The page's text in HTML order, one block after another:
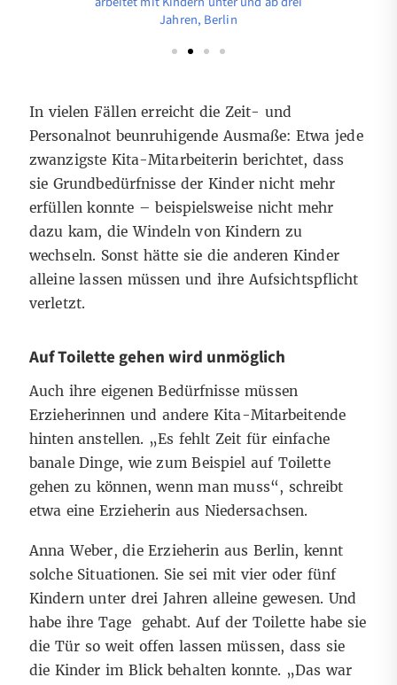
Jahren, Berlin
In vielen Fällen erreicht die Zeit- und
Personalnot beunruhigende Ausmaße: Etwa jede
zwanzigste Kita-Mitarbeiterin berichtet, dass
sie Grundbedürfnisse der Kinder nicht mehr
erfüllen konnte – beispielsweise nicht mehr
dazu kam, die Windeln von Kindern zu
wechseln. Sonst hätte sie die anderen Kinder
alleine lassen müssen und ihre Aufsichtspflicht
verletzt.
Auf Toilette gehen wird unmöglich
Auch ihre eigenen Bedürfnisse müssen
Erzieherinnen und andere Kita-Mitarbeitende
hinten anstellen. „Es fehlt Zeit für einfache
banale Dinge, wie zum Beispiel auf Toilette
gehen zu können, wenn man muss“, schreibt
etwa eine Erzieherin aus Niedersachsen.
Anna Weber, die Erzieherin aus Berlin, kennt
solche Situationen. Sie sei mit vier oder fünf
Kindern unter drei Jahren alleine gewesen. Und
habe ihre Tage gehabt. Auf der Toilette habe sie
die Tür so weit offen lassen müssen, dass sie
die Kinder im Blick behalten konnte. „Das war